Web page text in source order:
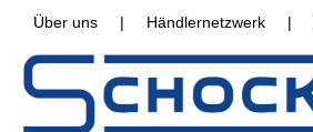
Über uns | Händlernetzwerk |